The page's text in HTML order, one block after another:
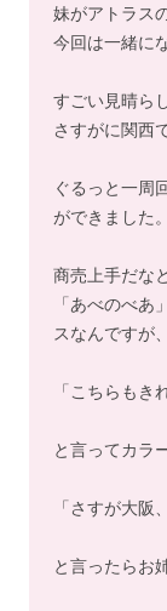
妹がアトラス
今回は一緒に
すごい見晴ら
さすがに関西
ぐるっと一周
ができました。
商売上手だな
「あべのべ
スなんですが、
「こちらもき
と言ってカラ
「さすが大阪
と言ったらお